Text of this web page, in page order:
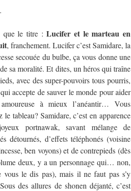
que le titre :Lucifer et le marteau en
, franchement. Lucifer c’est Samidare, la
secouée du bulbe, ça vous donne une
sa moralité. Et dites, un héros qui traîne
avec des super-pouvoirs tous pourris,
accepte de sauver le monde pour aider
à mieux l’anéantir… Vous
le tableau? Samidare, c’est en apparence
portnawak, savant mélange de
détournés, d’effets téléphonés (voisine
ben voyons) et de contrepieds (dès
deux, y a un personnage qui… non,
vous le dis pas), mais il ne faut pas s’y
des allures de shonen déjanté, c’est